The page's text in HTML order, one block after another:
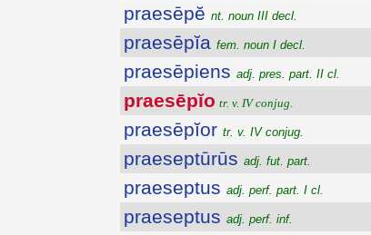
praesēpĕ nt. noun III decl.
praesēpĭa fem. noun I decl.
praesēpiens adj. pres. part. II cl.
praesēpĭo tr. v. IV conjug.
praesēpĭor tr. v. IV conjug.
praeseptūrūs adj. fut. part.
praeseptus adj. perf. part. I cl.
praeseptus adj. perf. inf.